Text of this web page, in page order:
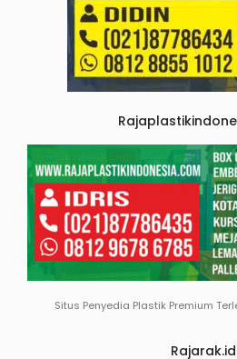
Situs Penyedia Plastik Premium
Rajarak.id